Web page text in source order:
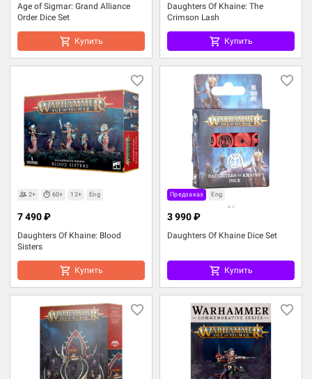
Age of Sigmar: Grand Alliance
Order Dice Set
Купить
Daughters Of Khaine: The
Crimson Lash
Купить
2+ 60+ 12+ Eng
Daughters Of Khaine: Blood
Sisters
7 490 ₽
Купить
Предзаказ Eng
Daughters Of Khaine Dice Set
3 990 ₽
Купить